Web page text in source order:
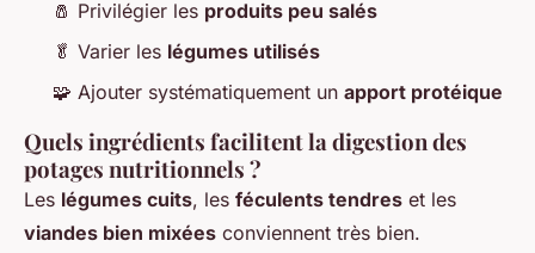
🧂 Privilégier les produits peu salés
🥬 Varier les légumes utilisés
🧩 Ajouter systématiquement un apport protéique
Quels ingrédients facilitent la digestion des
potages nutritionnels ?
Les légumes cuits, les féculents tendres et les
viandes bien mixées conviennent très bien.